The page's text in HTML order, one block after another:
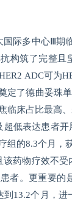
国际多中心Ⅲ期
构筑了完整且
ADC可为
定了德曲妥珠
临床占比最高
超低表达患者
组的8.3个月，
药物疗效不
者。更重要的
到13.2个月，